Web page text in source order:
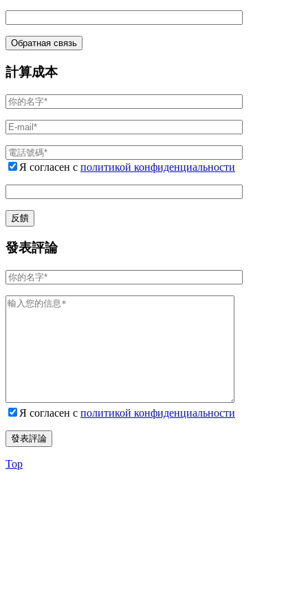
計算成本
Я согласен с политикой конфиденциальности
發表評論
Я согласен с политикой конфиденциальности
Top